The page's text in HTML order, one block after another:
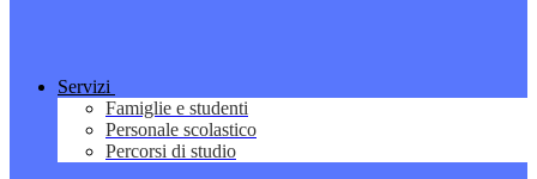
Servizi
Famiglie e studenti
Personale scolastico
Percorsi di studio